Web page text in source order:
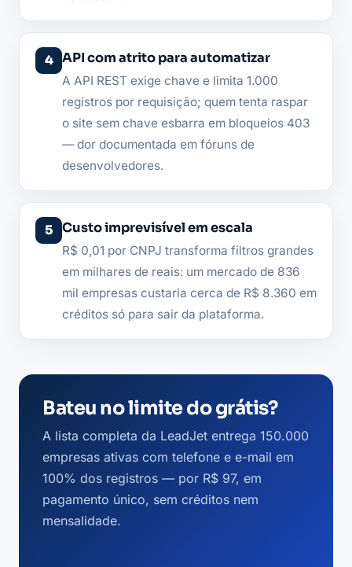
API com atrito para automatizar
A API REST exige chave e limita 1.000
registros por requisição; quem tenta raspar
o site sem chave esbarra em bloqueios 403
— dor documentada em fóruns de
desenvolvedores.
Custo imprevisível em escala
R$ 0,01 por CNPJ transforma filtros grandes
em milhares de reais: um mercado de 836
mil empresas custaria cerca de R$ 8.360 em
créditos só para sair da plataforma.
Bateu no limite do grátis?
A lista completa da LeadJet entrega 150.000
empresas ativas com telefone e e-mail em
100% dos registros — por R$ 97, em
pagamento único, sem créditos nem
mensalidade.